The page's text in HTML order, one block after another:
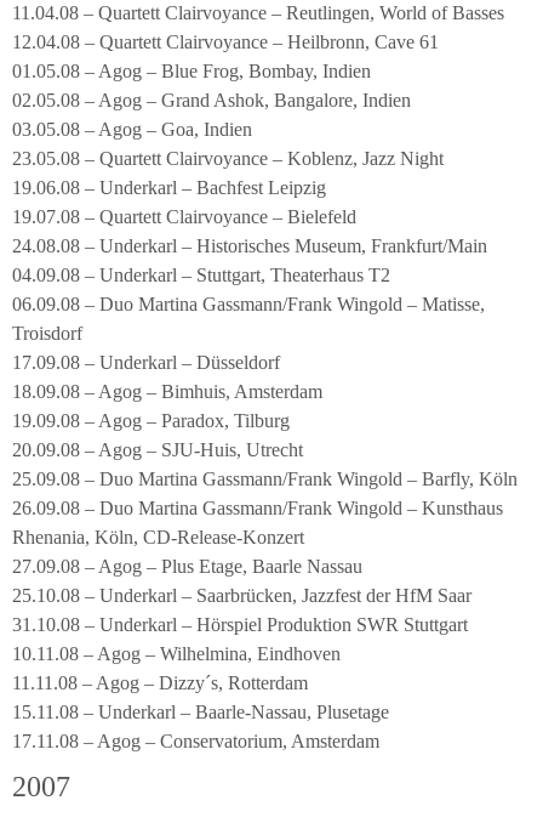
11.04.08 – Quartett Clairvoyance – Reutlingen, World of Basses
12.04.08 – Quartett Clairvoyance – Heilbronn, Cave 61
01.05.08 – Agog – Blue Frog, Bombay, Indien
02.05.08 – Agog – Grand Ashok, Bangalore, Indien
03.05.08 – Agog – Goa, Indien
23.05.08 – Quartett Clairvoyance – Koblenz, Jazz Night
19.06.08 – Underkarl – Bachfest Leipzig
19.07.08 – Quartett Clairvoyance – Bielefeld
24.08.08 – Underkarl – Historisches Museum, Frankfurt/Main
04.09.08 – Underkarl – Stuttgart, Theaterhaus T2
06.09.08 – Duo Martina Gassmann/Frank Wingold – Matisse,
Troisdorf
17.09.08 – Underkarl – Düsseldorf
18.09.08 – Agog – Bimhuis, Amsterdam
19.09.08 – Agog – Paradox, Tilburg
20.09.08 – Agog – SJU-Huis, Utrecht
25.09.08 – Duo Martina Gassmann/Frank Wingold – Barfly, Köln
26.09.08 – Duo Martina Gassmann/Frank Wingold – Kunsthaus
Rhenania, Köln, CD-Release-Konzert
27.09.08 – Agog – Plus Etage, Baarle Nassau
25.10.08 – Underkarl – Saarbrücken, Jazzfest der HfM Saar
31.10.08 – Underkarl – Hörspiel Produktion SWR Stuttgart
10.11.08 – Agog – Wilhelmina, Eindhoven
11.11.08 – Agog – Dizzy´s, Rotterdam
15.11.08 – Underkarl – Baarle-Nassau, Plusetage
17.11.08 – Agog – Conservatorium, Amsterdam
2007